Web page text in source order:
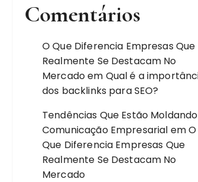
Comentários
O Que Diferencia Empresas Que
Realmente Se Destacam No
Mercadoem Qual é a
dos backlinks para SEO?
Tendências Que Estão
Comunicação Empresarial emO
Que Diferencia Empresas Que
Realmente Se Destacam No
Mercado